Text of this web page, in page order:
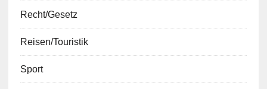
Recht/Gesetz
Reisen/Touristik
Sport